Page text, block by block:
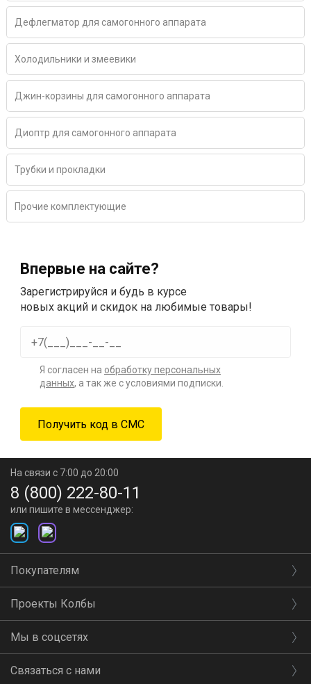
Дефлегматор для самогонного аппарата
Холодильники и змеевики
Джин-корзины для самогонного аппарата
Диоптр для самогонного аппарата
Трубки и прокладки
Прочие комплектующие
Впервые на сайте?
Зарегистрируйся и будь в курсе
новых акций и скидок на любимые товары!
Я согласен на обработку персональных
данных, а так же с условиями подписки.
На связи с 7:00 до 20:00
8 (800) 222-80-11
или пишите в мессенджер:
Покупателям
Проекты Колбы
Мы в соцсетях
Связаться с нами